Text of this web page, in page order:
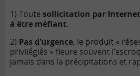
1) Toute sollicitation par
à être méfiant.
2) Pas d’urgence, le produit «
privilégiés » fleure souvent
jamais dans la précipitations et